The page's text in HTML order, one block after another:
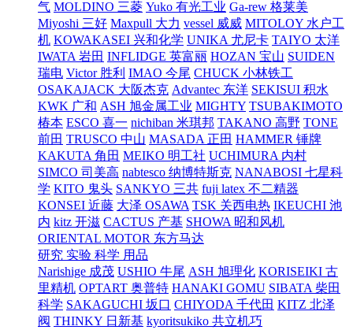
气 MOLDINO 三菱 Yuko 有光工业 Ga-rew 格莱美
Miyoshi 三好 Maxpull 大力 vessel 威威 MITOLOY 水户工
机 KOWAKASEI 兴和化学 UNIKA 尤尼卡 TAIYO 太洋
IWATA 岩田 INFLIDGE 英富丽 HOZAN 宝山 SUIDEN
瑞电 Victor 胜利 IMAO 今尾 CHUCK 小林铁工
OSAKAJACK 大阪杰克 Advantec 东洋 SEKISUI 积水
KWK 广和 ASH 旭金属工业 MIGHTY TSUBAKIMOTO
椿本 ESCO 喜一 nichiban 米琪邦 TAKANO 高野 TONE
前田 TRUSCO 中山 MASADA 正田 HAMMER 锤牌
KAKUTA 角田 MEIKO 明工社 UCHIMURA 内村
SIMCO 司美高 nabtesco 纳博特斯克 NANABOSI 七星科
学 KITO 鬼头 SANKYO 三共 fuji latex 不二精器
KONSEI 近藤 大泽 OSAWA TSK 关西电热 IKEUCHI 池
内 kitz 开滋 CACTUS 产基 SHOWA 昭和风机
ORIENTAL MOTOR 东方马达
研究 实验 科学 用品
Narishige 成茂 USHIO 牛尾 ASH 旭理化 KORISEIKI 古
里精机 OPTART 奥普特 HANAKI GOMU SIBATA 柴田
科学 SAKAGUCHI 坂口 CHIYODA 千代田 KITZ 北泽
阀 THINKY 日新基 kyoritsukiko 共立机巧